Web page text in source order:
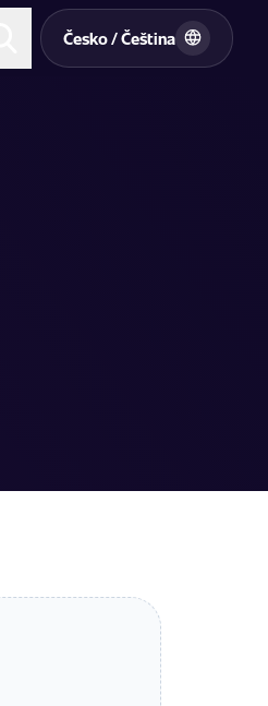
Česko / Čeština